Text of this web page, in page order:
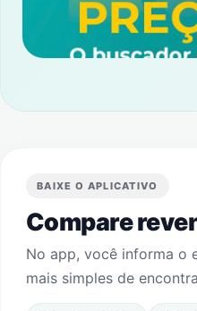
BAIXE O APLICATIVO
Compare
No app, você informa o
mais simples de